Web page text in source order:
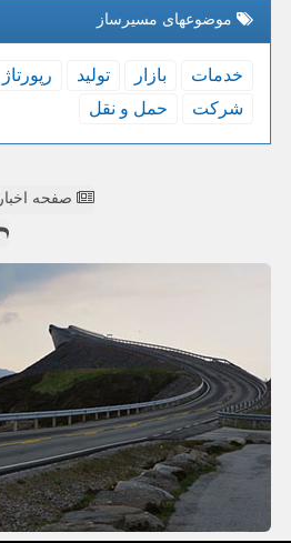
موضوعهای مسیرساز
خدمات بازار تولید رپورتاژ
شركت
حمل و نقل
صفحه اخبار